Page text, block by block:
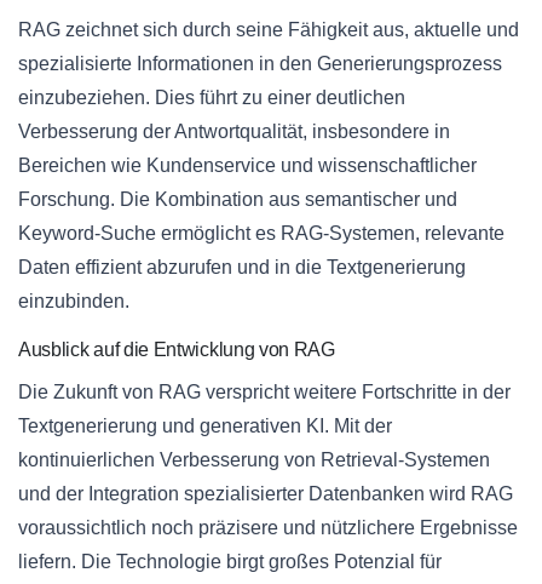
RAG zeichnet sich durch seine Fähigkeit aus, aktuelle und
spezialisierte Informationen in den Generierungsprozess
einzubeziehen. Dies führt zu einer deutlichen
Verbesserung der Antwortqualität, insbesondere in
Bereichen wie Kundenservice und wissenschaftlicher
Forschung. Die Kombination aus semantischer und
Keyword-Suche ermöglicht es RAG-Systemen, relevante
Daten effizient abzurufen und in die Textgenerierung
einzubinden.
Ausblick auf die Entwicklung von RAG
Die Zukunft von RAG verspricht weitere Fortschritte in der
Textgenerierung und generativen KI. Mit der
kontinuierlichen Verbesserung von Retrieval-Systemen
und der Integration spezialisierter Datenbanken wird RAG
voraussichtlich noch präzisere und nützlichere Ergebnisse
liefern. Die Technologie birgt großes Potenzial für